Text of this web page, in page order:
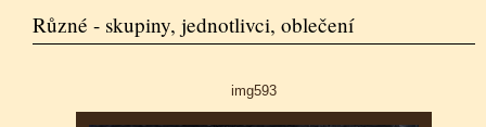
Různé - skupiny, jednotlivci, oblečení
img593